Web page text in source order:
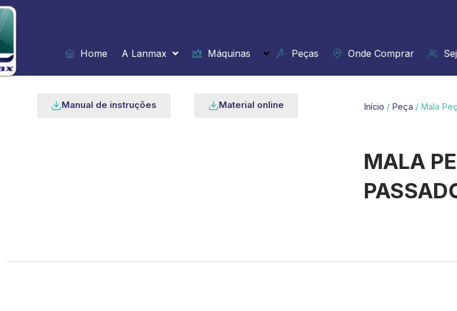
Ir
para
o
conteúdo
Home
A Lanmax Máquinas Peças Onde Comprar
Manual de instruções Material online Início / Peça / Mala
MALA